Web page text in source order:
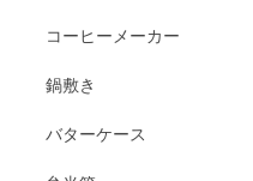
コーヒーメーカー
鍋敷き
バターケース